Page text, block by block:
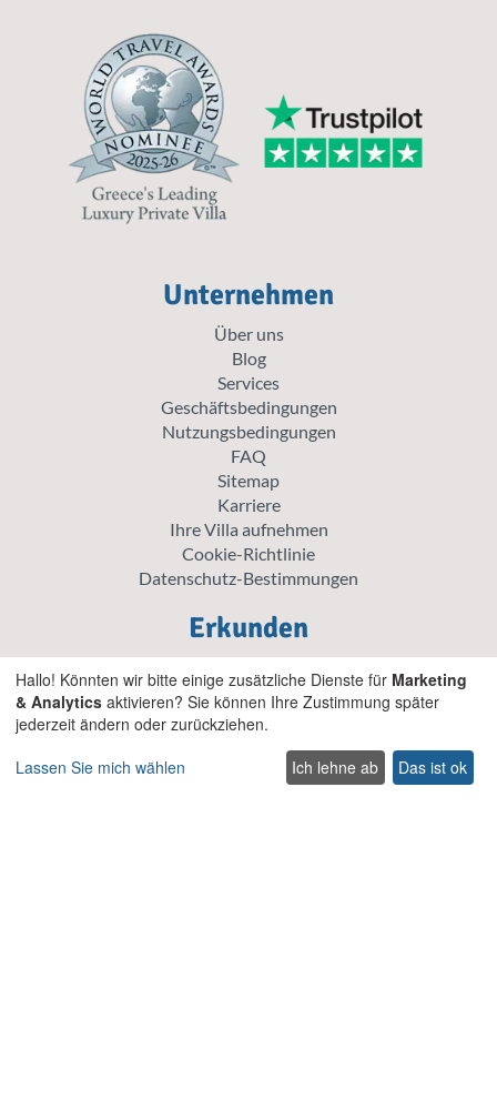
Unternehmen
Über uns
Blog
Services
Geschäftsbedingungen
Nutzungsbedingungen
FAQ
Sitemap
Karriere
Ihre Villa aufnehmen
Cookie-Richtlinie
Datenschutz-Bestimmungen
Erkunden
Traditionelle Villen
Haustierfreundliche villen auf Kreta
Villen mit beheiztem Pool auf Kreta
Familienfreundliche Villen auf Kreta
Hallo! Könnten wir bitte einige zusätzliche Dienste für Marketing
& Analytics aktivieren? Sie können Ihre Zustimmung später
jederzeit ändern oder zurückziehen.
Lassen Sie mich wählen
Ich lehne ab Das ist ok